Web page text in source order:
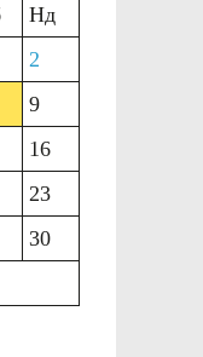
Нд
2
9
16
23
30